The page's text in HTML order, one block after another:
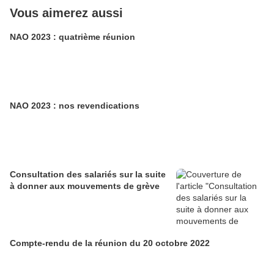
Vous aimerez aussi
NAO 2023 : quatrième réunion
NAO 2023 : nos revendications
Consultation des salariés sur la suite
à donner aux mouvements de grève
Compte-rendu de la réunion du 20 octobre 2022